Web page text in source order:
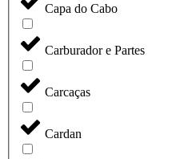
Capa do Cabo
Carburador e Partes
Carcaças
Cardan